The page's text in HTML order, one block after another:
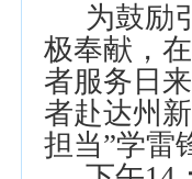
为鼓励
极奉献，
者服务日
者赴达州
担当”学雷